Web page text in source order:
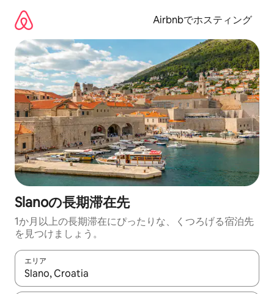
Airbnbでホスティング
Slanoの長期滞在先
1か月以上の長期滞在にぴったりな、くつろげる宿泊先
を見つけましょう。
エリア
検索結果が表示されたら、上下の矢印キーを使って移動するか